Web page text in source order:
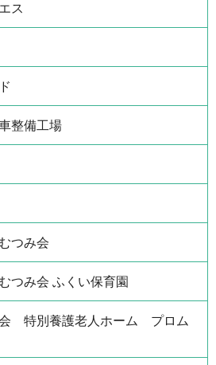
ス
整備工場
つみ会
つみ会 ふくい保育園
会 特別養護老人ホーム プロム